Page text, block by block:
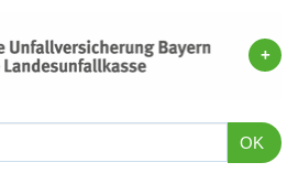
OK